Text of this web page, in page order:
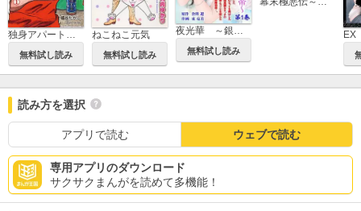
独身アパートどくだみ荘
無料試し読み
ねこねこ元気
無料試し読み
夜光華 ～銀座堕天処女～
無料試し読み
読み方を選択
アプリで読む ウェブで読む
専用アプリのダウンロード
サクサクまんがを読めて多機能！